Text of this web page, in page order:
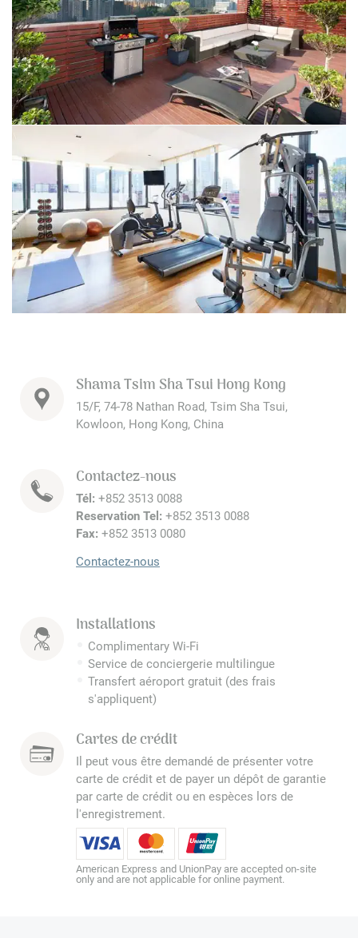
Shama Tsim Sha Tsui Hong Kong
15/F, 74-78 Nathan Road, Tsim Sha Tsui,
Kowloon, Hong Kong, China
Contactez-nous
Tél: +852 3513 0088
Reservation Tel: +852 3513 0088
Fax: +852 3513 0080
Contactez-nous
Installations
Complimentary Wi-Fi
Service de conciergerie multilingue
Transfert aéroport gratuit (des frais
s'appliquent)
Cartes de crédit
Il peut vous être demandé de présenter votre
carte de crédit et de payer un dépôt de garantie
par carte de crédit ou en espèces lors de
l'enregistrement.
American Express and UnionPay are accepted on-site
only and are not applicable for online payment.